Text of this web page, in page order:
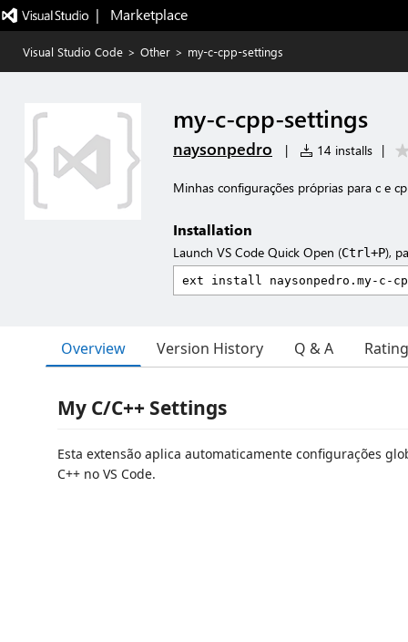
|   Marketplace
Visual Studio Code > Other > my-c-cpp-settings
my-c-cpp-settings
naysonpedro | 14 installs |
Minhas configurações próprias para c e
Installation
Launch VS Code Quick Open (Ctrl+P),
Overview Version History Q & A
My C/C++ Settings
Esta extensão aplica automaticamente configurações
C++ no VS Code.